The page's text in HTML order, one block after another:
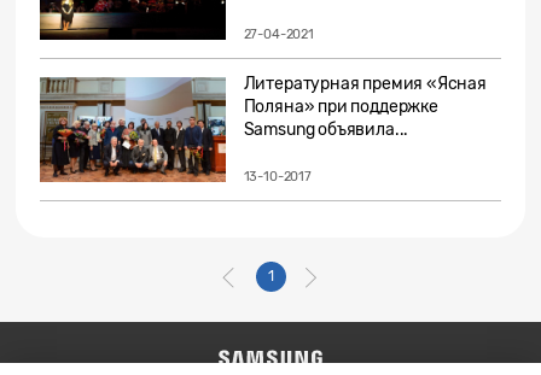
27-04-2021
Литературная премия «Ясная
Поляна» при поддержке
Samsung объявила...
13-10-2017
1